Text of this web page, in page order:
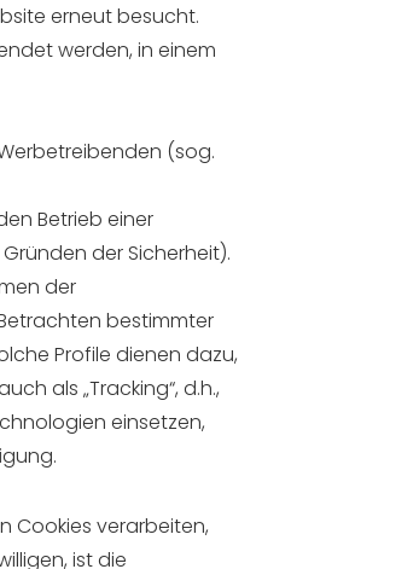
erneut besucht.
werden, in einem
(sog.
Betrieb einer
der Sicherheit).
der
bestimmter
Profile dienen dazu,
als „Tracking“, d.h.,
einsetzen,
Cookies verarbeiten,
ist die